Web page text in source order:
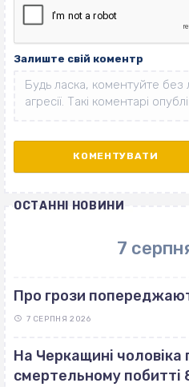
Залиште свій коментр
ОСТАННІ НОВИНИ
7
Про грози
7 СЕРПНЯ 2026
На Черкащині чоловіка
смертельному побитті